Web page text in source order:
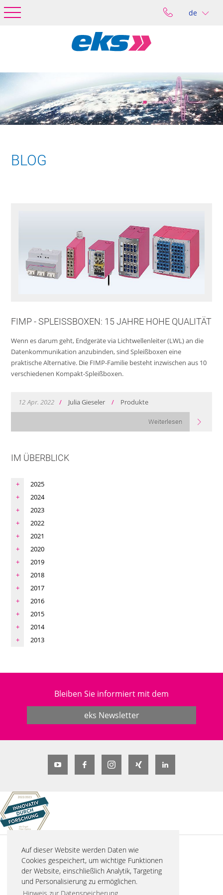
Auf dieser Website werden Daten wie
Cookies gespeichert, um wichtige Funktionen
der Website, einschließlich Analytik, Targeting
und Personalisierung zu ermöglichen.
de
BLOG
FIMP - SPLEISSBOXEN: 15 JAHRE HOHE QUALITÄT
Wenn es darum geht, Endgeräte via Lichtwellenleiter (LWL) an die
Datenkommunikation anzubinden, sind Spleißboxen eine
praktische Alternative. Die FIMP-Familie besteht inzwischen aus 10
verschiedenen Kompakt-Spleißboxen.
12 Apr. 2022 / Julia Gieseler / Produkte
Weiterlesen
IM ÜBERBLICK
2025
2024
2023
2022
2021
2020
2019
2018
2017
2016
2015
2014
2013
Bleiben Sie informiert mit dem
eks Newsletter
© 2026 eks Engel FOS GmbH & Co. KG
Schützenstraße 2
57482 Wenden-Hillmicke
Tel. +49 2762 9313-600